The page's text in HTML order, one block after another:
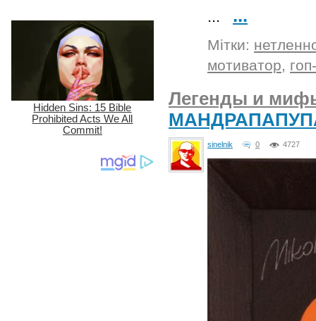
... ...
Мітки:
мотиватор,
Легенды и
sinelnik 0 4727